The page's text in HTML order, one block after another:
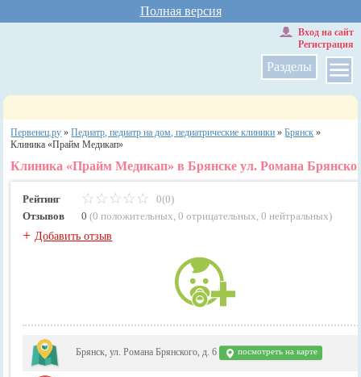
Полная версия
Разделы
Вход на сайт
Регистрация
Первенец.ру »Педиатр, педиатр на дом, педиатрические клиники »Брянск »
Клиника «Прайм Медикап»
Клиника «Прайм Медикап» в Брянске ул. Романа
Рейтинг
0(0)
Отзывов
0 (0 положительных,0 отрицательных,0 нейтральных)
+Добавить отзыв
Брянск, ул. Романа Брянского, д. 6 посмотреть на карте